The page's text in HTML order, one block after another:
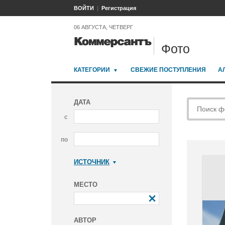
ВОЙТИ Регистрация
06 АВГУСТА, ЧЕТВЕРГ
Фото
КАТЕГОРИИ СВЕЖИЕ ПОСТУПЛЕНИЯ
ДАТА
с
по
ИСТОЧНИК
МЕСТО
АВТОР